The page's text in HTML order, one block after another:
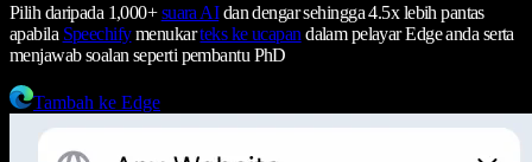
Pilih daripada 1,000+suara AIdan dengar sehingga 4.5x lebih pantas
apabila Speechifymenukarteks ke ucapan dalam pelayar Edge anda serta
menjawab soalan seperti pembantu PhD
Tambah ke Edge